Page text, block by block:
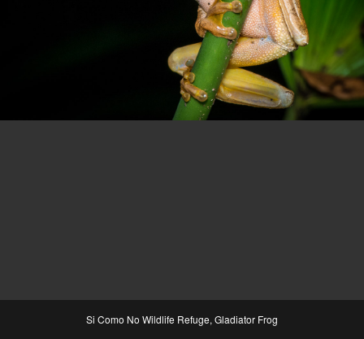
Si Como No Wildlife Refuge, Gladiator Frog